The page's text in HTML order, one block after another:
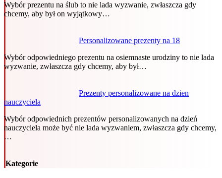
Wybór prezentu na ślub to nie lada wyzwanie, zwłaszcza gdy
chcemy, aby był on wyjątkowy…
Personalizowane prezenty na 18
Wybór odpowiedniego prezentu na osiemnaste urodziny to nie lada
wyzwanie, zwłaszcza gdy chcemy, aby był…
Prezenty personalizowane na dzien
nauczyciela
Wybór odpowiednich prezentów personalizowanych na dzień
nauczyciela może być nie lada wyzwaniem, zwłaszcza gdy chcemy,
…
Kategorie